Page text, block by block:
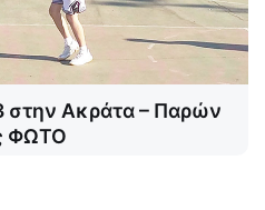
στην Ακράτα – Παρών
ΦΩΤΟ